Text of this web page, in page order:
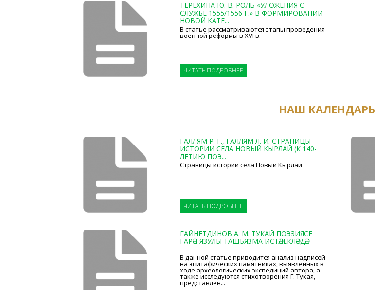
ТЕРЕХИНА Ю. В. РОЛЬ «УЛОЖЕНИЯ О
СЛУЖБЕ 1555/1556 Г.» В ФОРМИРОВАНИИ
НОВОЙ КАТЕ...
В статье рассматриваются этапы проведения
военной реформы в XVI в.
ЧИТАТЬ ПОДРОБНЕЕ
НАШ КАЛЕНДАРЬ
ГАЛЛЯМ Р. Г., ГАЛЛЯМ Л. И. СТРАНИЦЫ
ИСТОРИИ СЕЛА НОВЫЙ КЫРЛАЙ (К 140-
ЛЕТИЮ ПОЭ...
Страницы истории села Новый Кырлай
ЧИТАТЬ ПОДРОБНЕЕ
ГАЙНЕТДИНОВ А. М. ТУКАЙ ПОЭЗИЯСЕ
ГАРӘП ЯЗУЛЫ ТАШЪЯЗМА ИСТӘЛЕКЛӘРДӘ...
В данной статье приводится анализ надписей
на эпитафических памятниках, выявленных в
ходе археологических экспедиций автора, а
также исследуются стихотворения Г. Тукая,
представлен...